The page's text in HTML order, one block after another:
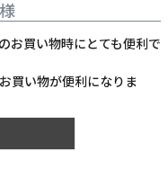
お買い物時にとても便利で
買い物が便利になりま